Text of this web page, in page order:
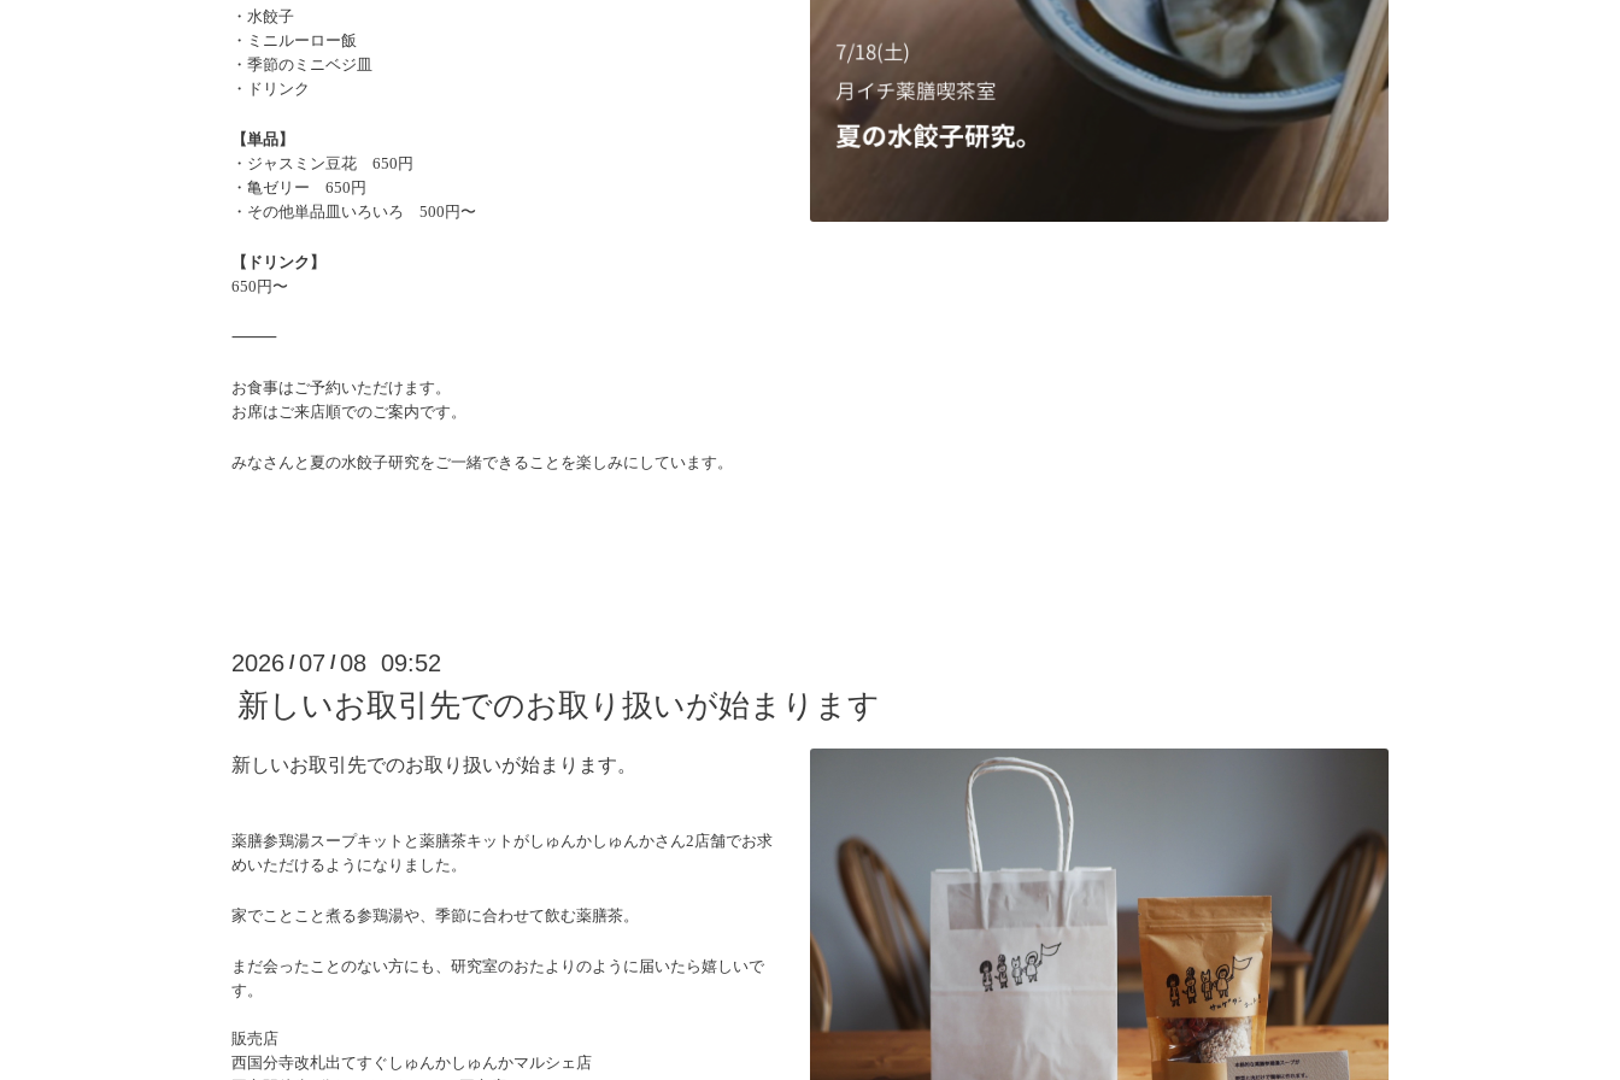
・水餃子
・ミニルーロー飯
・季節のミニベジ皿
・ドリンク
【単品】
・ジャスミン豆花 650円
・亀ゼリー 650円
・その他単品皿いろいろ 500円〜
【ドリンク】
650円〜
⸻
お食事はご予約いただけます。
お席はご来店順でのご案内です。
みなさんと夏の水餃子研究をご一緒できることを楽しみにしています。
2026 /07 /08 09:52
新しいお取引先でのお取り扱いが始まります
新しいお取引先でのお取り扱いが始まります。
薬膳参鶏湯スープキットと薬膳茶キットがしゅんかしゅんかさん2店舗でお求
めいただけるようになりました。
家でことこと煮る参鶏湯や、季節に合わせて飲む薬膳茶。
まだ会ったことのない方にも、研究室のおたよりのように届いたら嬉しいで
す。
販売店
西国分寺改札出てすぐしゅんかしゅんかマルシェ店